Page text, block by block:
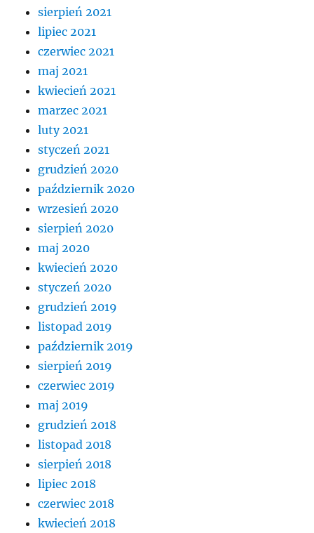
sierpień 2021
lipiec 2021
czerwiec 2021
maj 2021
kwiecień 2021
marzec 2021
luty 2021
styczeń 2021
grudzień 2020
październik 2020
wrzesień 2020
sierpień 2020
maj 2020
kwiecień 2020
styczeń 2020
grudzień 2019
listopad 2019
październik 2019
sierpień 2019
czerwiec 2019
maj 2019
grudzień 2018
listopad 2018
sierpień 2018
lipiec 2018
czerwiec 2018
kwiecień 2018